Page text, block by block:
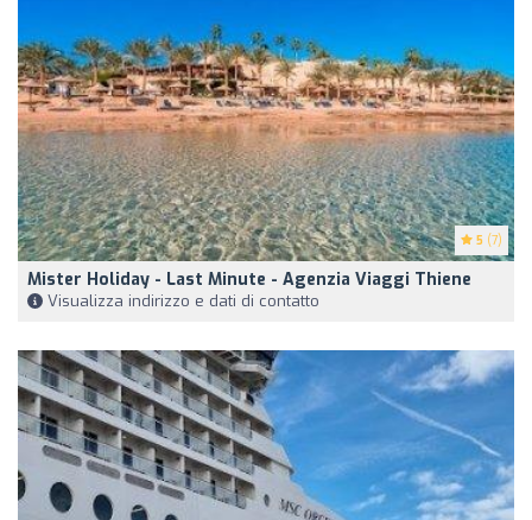
5 (7)
Mister Holiday - Last Minute - Agenzia Viaggi Thiene
Visualizza indirizzo e dati di contatto